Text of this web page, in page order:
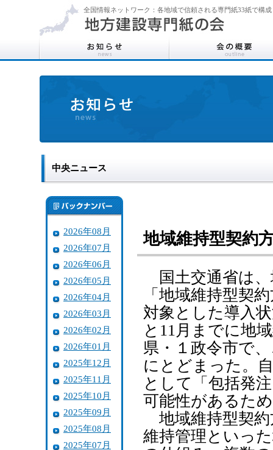
全国情報ネットワーク：各地域で信頼される専門紙33紙で構成
中央ニュース
2026年08月
2026年07月
2026年06月
2026年05月
2026年04月
2026年03月
2026年02月
2026年01月
2025年12月
2025年11月
2025年10月
2025年09月
2025年08月
2025年07月
地域維持型契約
国土交通省は、
「地域維持型契
対象とした導入
と11月までに地
県・１政令市で
にとどまった。
として「包括発
可能性があるた
地域維持型契約
維持管理といっ